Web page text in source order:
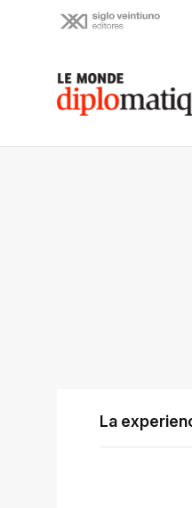
Le monde
La